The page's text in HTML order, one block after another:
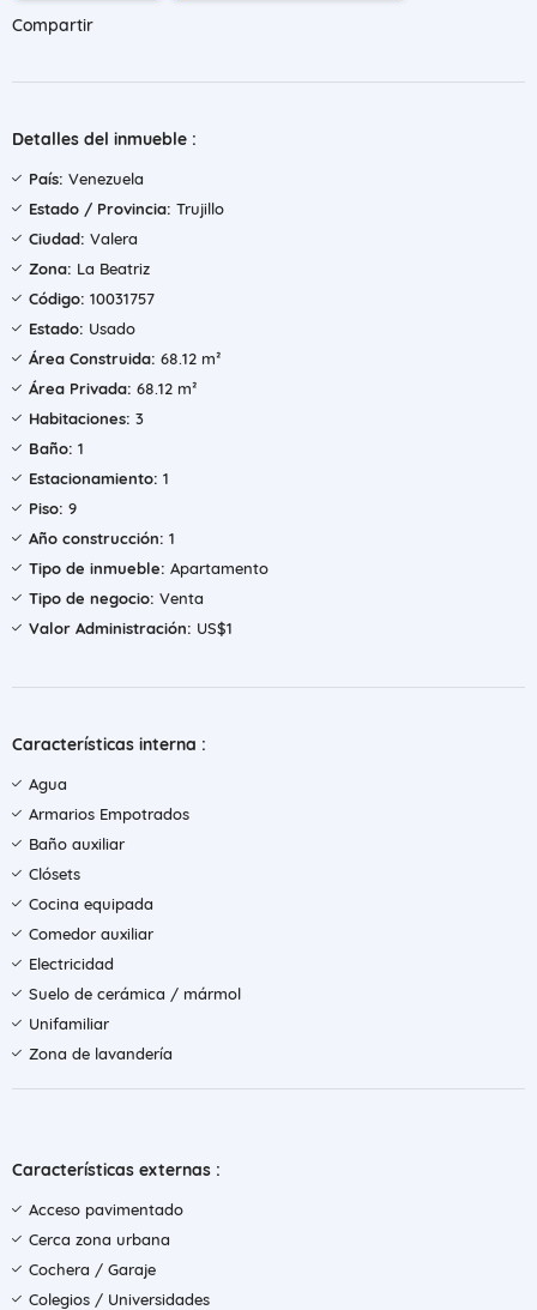
Compartir
Detalles del inmueble :
País: Venezuela
Estado / Provincia: Trujillo
Ciudad: Valera
Zona: La Beatriz
Código: 10031757
Estado: Usado
Área Construida: 68.12 m²
Área Privada: 68.12 m²
Habitaciones: 3
Baño: 1
Estacionamiento: 1
Piso: 9
Año construcción: 1
Tipo de inmueble: Apartamento
Tipo de negocio: Venta
Valor Administración: US$1
Características interna :
Agua
Armarios Empotrados
Baño auxiliar
Clósets
Cocina equipada
Comedor auxiliar
Electricidad
Suelo de cerámica / mármol
Unifamiliar
Zona de lavandería
Características externas :
Acceso pavimentado
Cerca zona urbana
Cochera / Garaje
Colegios / Universidades